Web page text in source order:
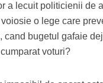
a lecuit politicienii de
o lege care
bugetul gafaie
voturi?